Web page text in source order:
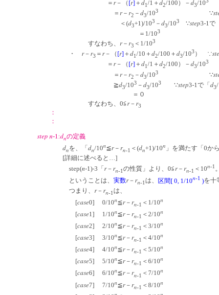
＝ r－（ [r] ＋ d1/1＋ d2/100）－ d3/10
＝ r－ r2 － d3/103 ∵
＜(d3+1)/103 － d3/103 ∵step3-1で
＝1/103
すなわち、 r－ r3 ＜1/103
・ r－ r3 ＝ r－（ [r] ＋ d1/10＋ d2/100＋ d3/103 ） ∵
＝ r－（ [r] ＋ d1/1＋ d2/100）－ d3/103
＝ r－ r2 － d3/103 ∵
≧d3/103 － d3/103 ∵step3-1で「 d3
＝０
すなわち、0≦r－ r3
：
：
stepn-1:dnの定義
dnを、「 dn/10n≦r－ rn-1 ＜(dn+1)/10n 」を満たす「0か
[詳細に述べると…]
step(n-1)-3「 r－ rn-1の性質」より、0≦r－ rn-1 ＜10n-1
ということは、 実数r－ rn-1 は、 区間[ 0, 1/10n-1 )を十
つまり、 r－ rn-1 は、
[case0] 0/10n≦r－ rn-1 ＜1/10n
[case1] 1/10n≦r－ rn-1 ＜2/10n
[case2] 2/10n≦r－ rn-1 ＜3/10n
[case3] 3/10n≦r－ rn-1 ＜4/10n
[case4] 4/10n≦r－ rn-1 ＜5/10n
[case5] 5/10n≦r－ rn-1 ＜6/10n
[case6] 6/10n≦r－ rn-1 ＜7/10n
[case7] 7/10n≦r－ rn-1 ＜8/10n